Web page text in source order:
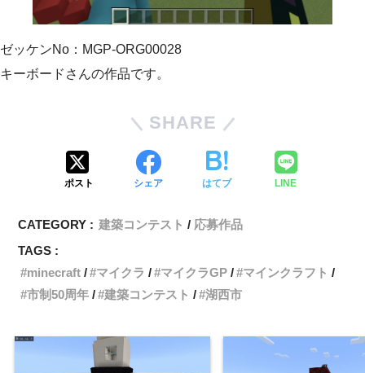
ゼッケンNo：MGP-ORG00028
キーボードさんの作品です。
SHARE
ポスト シェア はてブ LINE
CATEGORY : 建築コンテスト
応募作品
TAGS :
minecraft
マイクラ マイクラGP
マインクラフト
市制50周年
建築コンテスト 湖西市